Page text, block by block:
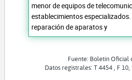
menor de equipos de
establecimientos
reparación de aparatos y
Fuente: Boletín Oficial
Datos registrales: T 4454 , F